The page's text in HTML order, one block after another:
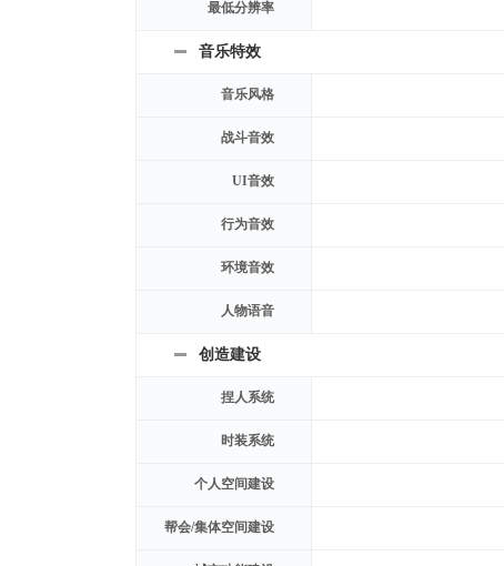
最低分辨率
音乐特效
音乐风格
战斗音效
UI音效
行为音效
环境音效
人物语音
创造建设
捏人系统
时装系统
个人空间建设
帮会/集体空间建设